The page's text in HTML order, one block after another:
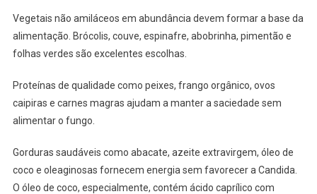
Vegetais não amiláceos em abundância devem formar a base da
alimentação. Brócolis, couve, espinafre, abobrinha, pimentão e
folhas verdes são excelentes escolhas.
Proteínas de qualidade como peixes, frango orgânico, ovos
caipiras e carnes magras ajudam a manter a saciedade sem
alimentar o fungo.
Gorduras saudáveis como abacate, azeite extravirgem, óleo de
coco e oleaginosas fornecem energia sem favorecer a Candida.
O óleo de coco, especialmente, contém ácido caprílico com